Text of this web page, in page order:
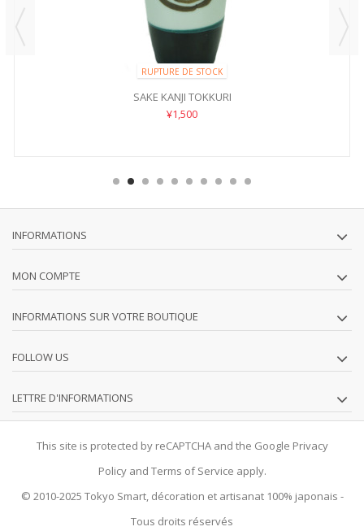
RUPTURE DE STOCK
SAKE KANJI TOKKURI
¥1,500
INFORMATIONS
MON COMPTE
INFORMATIONS SUR VOTRE BOUTIQUE
FOLLOW US
LETTRE D'INFORMATIONS
This site is protected by reCAPTCHA and the Google Privacy
Policyand Terms of Service apply.
© 2010-2025 Tokyo Smart, décoration et artisanat 100% japonais -
Tous droits réservés